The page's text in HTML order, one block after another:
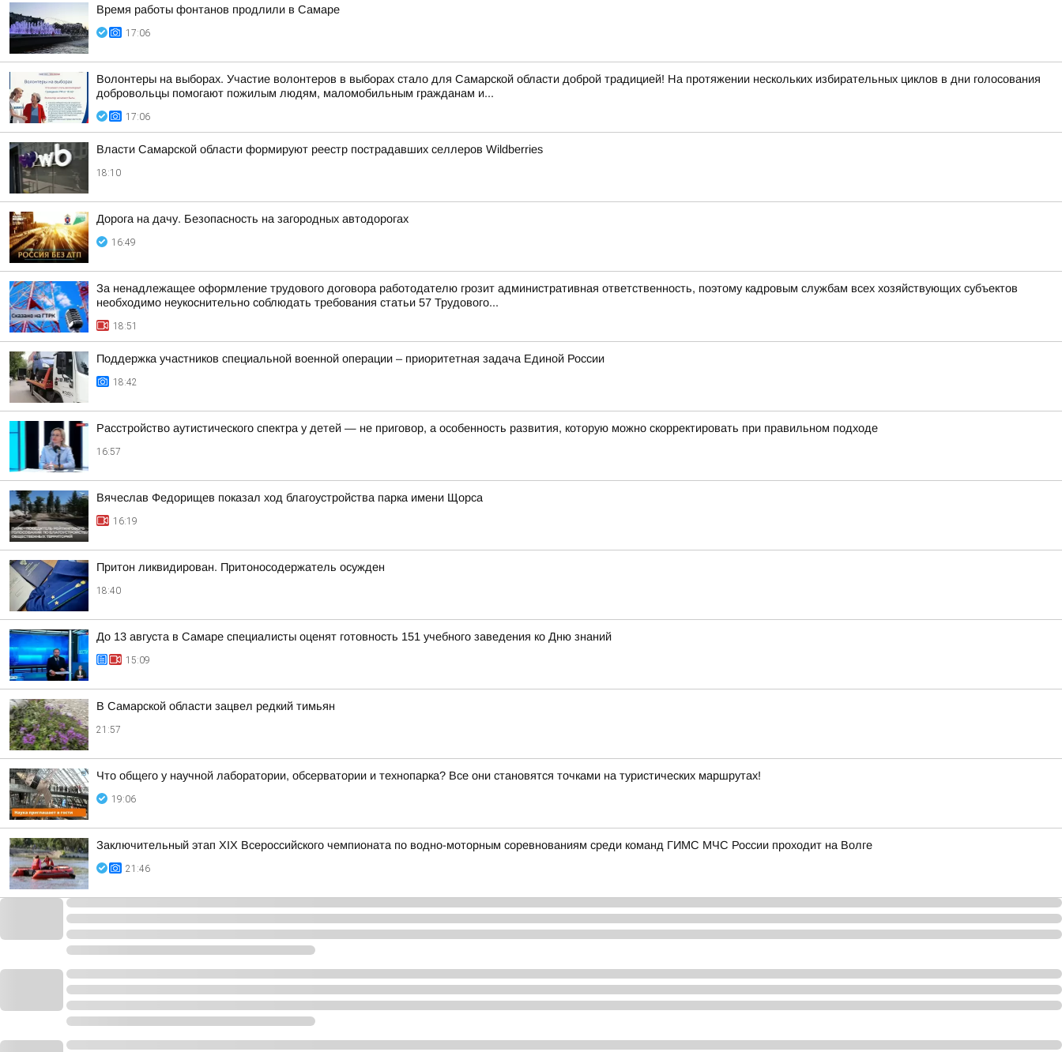
Время работы фонтанов продлили в Самаре
17:06
Волонтеры на выборах. Участие волонтеров в выборах стало для Самарской области доброй традицией! На протяжении нескольких избирательных циклов в дни голосования
добровольцы помогают пожилым людям, маломобильным гражданам и...
17:06
Власти Самарской области формируют реестр пострадавших селлеров Wildberries
18:10
Дорога на дачу. Безопасность на загородных автодорогах
16:49
За ненадлежащее оформление трудового договора работодателю грозит административная ответственность, поэтому кадровым службам всех хозяйствующих субъектов
необходимо неукоснительно соблюдать требования статьи 57 Трудового...
18:51
Поддержка участников специальной военной операции – приоритетная задача Единой России
18:42
Расстройство аутистического спектра у детей — не приговор, а особенность развития, которую можно скорректировать при правильном подходе
16:57
Вячеслав Федорищев показал ход благоустройства парка имени Щорса
16:19
Притон ликвидирован. Притоносодержатель осужден
18:40
До 13 августа в Самаре специалисты оценят готовность 151 учебного заведения ко Дню знаний
15:09
В Самарской области зацвел редкий тимьян
21:57
Что общего у научной лаборатории, обсерватории и технопарка? Все они становятся точками на туристических маршрутах!
19:06
Заключительный этап XIХ Всероссийского чемпионата по водно-моторным соревнованиям среди команд ГИМС МЧС России проходит на Волге
21:46